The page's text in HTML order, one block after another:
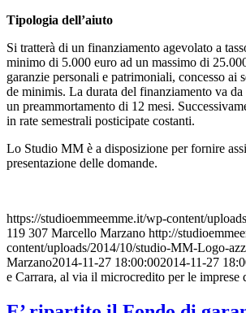
Tipologia dell’aiuto
Si tratterà di un finanziamento agevolato a
minimo di 5.000 euro ad un massimo di
garanzie personali e patrimoniali, concesso ai
de minimis. La durata del finanziamento va da
un preammortamento di 12 mesi.
in rate semestrali posticipate costanti.
Lo Studio MM è a disposizione per fornire
presentazione delle domande.
https://studioemmeemme.it/wp-content/
119 307 Marcello Marzano http://
content/uploads/2014/10/studio-MM-Logo-
Marzano2014-11-27 18:00:002014-11-27
e Carrara, al via il microcredito per le imprese